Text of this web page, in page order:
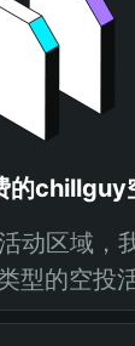
的chillguy
动区域，
型的空投